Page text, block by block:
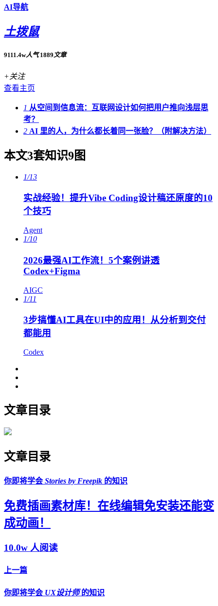
AI导航
土拨鼠
9111.4w人气 1889 文章
+关注
查看主页
1 从空间到信息流：互联网设计如何把用户推向浅层思
考？
2 AI 里的人，为什么都长着同一张脸？（附解决方法）
本文3套知识9图
1/13
实战经验！提升Vibe Coding设计稿还原度的10
个技巧
Agent
1/10
2026最强AI工作流！5个案例讲透
Codex+Figma
AIGC
1/11
3步搞懂AI工具在UI中的应用！从分析到交付
都能用
Codex
文章目录
文章目录
你即将学会 Stories by Freepik 的知识
免费插画素材库！在线编辑免安装还能变
成动画！
10.0w 人阅读
上一篇
你即将学会 UX设计师的知识